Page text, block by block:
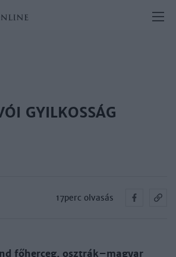
GYILKOSSÁG
17perc olvasás
fő­her­ceg, oszt­rák–ma­gyar